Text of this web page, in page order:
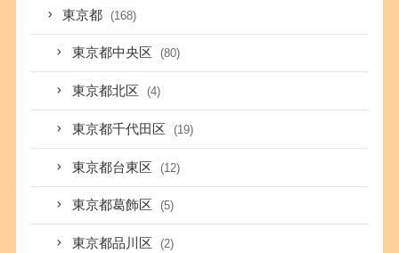
東京都 (168)
東京都中央区 (80)
東京都北区 (4)
東京都千代田区 (19)
東京都台東区 (12)
東京都葛飾区 (5)
東京都品川区 (2)